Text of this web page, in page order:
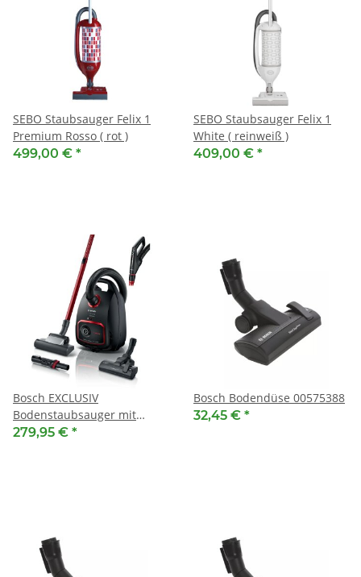
SEBO Staubsauger Felix 1
Premium Rosso ( rot )
499,00 € *
SEBO Staubsauger Felix 1
White ( reinweiß )
409,00 € *
Bosch EXCLUSIV
Bodenstaubsauger mit
Beutel BGB6MPOW -
279,95 € *
Bosch Bodendüse 00575388
32,45 € *